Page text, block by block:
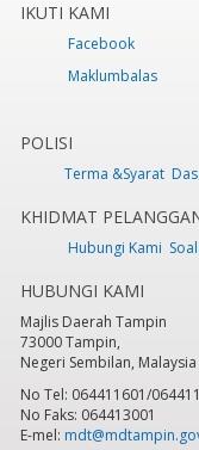
IKUTI KAMI
Facebook
Maklumbalas
POLISI
Terma &Syarat
KHIDMAT
Hubungi Kami
HUBUNGI KAMI
Majlis Daerah Tampin
73000 Tampin,
Negeri Sembilan, Malaysia
No Tel: 064411601/
No Faks: 064413001
E-mel: